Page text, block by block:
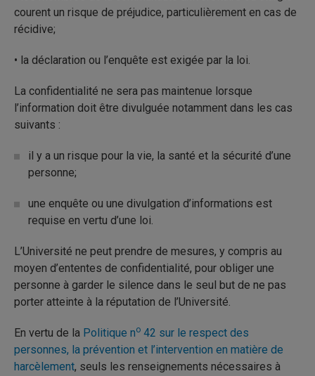
courent un risque de préjudice, particulièrement en cas de
récidive;
• la déclaration ou l’enquête est exigée par la loi.
La confidentialité ne sera pas maintenue lorsque
l’information doit être divulguée notamment dans les cas
suivants :
il y a un risque pour la vie, la santé et la sécurité d’une
personne;
une enquête ou une divulgation d’informations est
requise en vertu d’une loi.
L’Université ne peut prendre de mesures, y compris au
moyen d’ententes de confidentialité, pour obliger une
personne à garder le silence dans le seul but de ne pas
porter atteinte à la réputation de l’Université.
En vertu de la Politique no 42 sur le respect des
personnes, la prévention et l’intervention en matière de
harcèlement, seuls les renseignements nécessaires à